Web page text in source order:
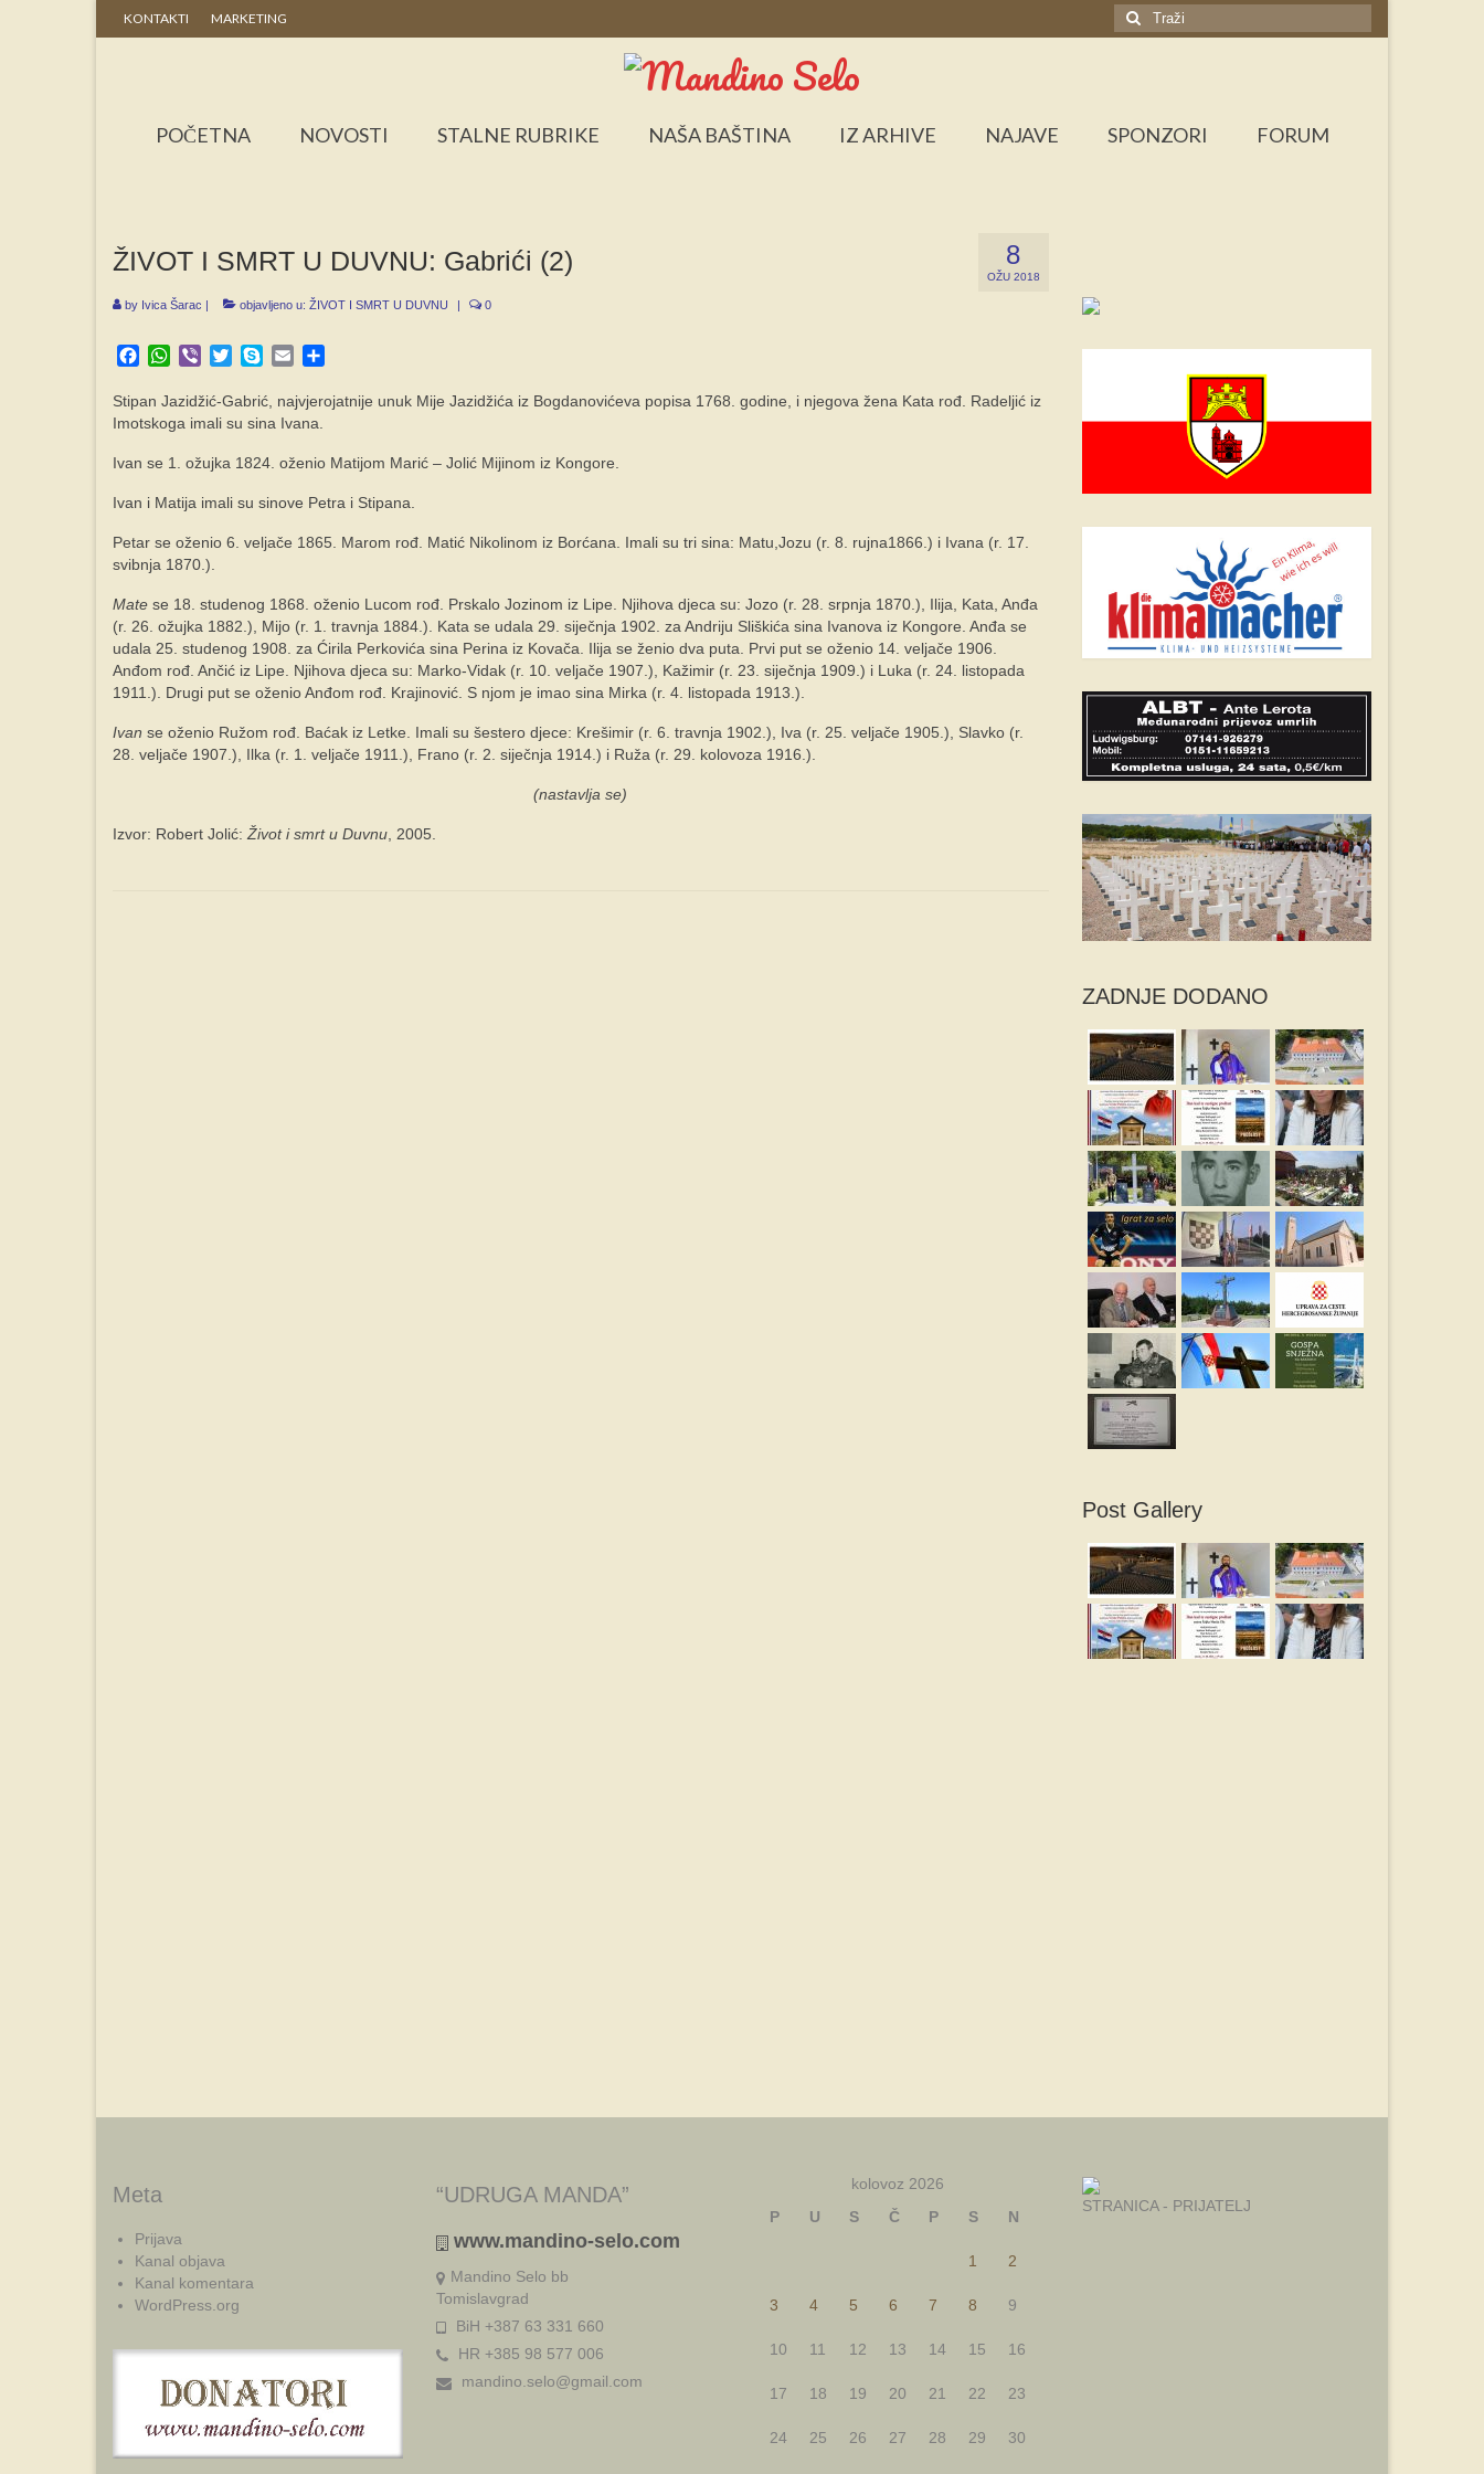
KONTAKTI MARKETING
Search
for:
POČETNA NOVOSTI STALNE RUBRIKE NAŠA BAŠTINA IZ ARHIVE NAJAVE SPONZORI FORUM
8
OŽU 2018
ŽIVOT I SMRT U DUVNU: Gabrići (2)
by Ivica Šarac | objavljeno u: ŽIVOT I SMRT U DUVNU | 0
Facebook
WhatsApp
Viber TwitterSkypeEmail
Stipan Jazidžić-Gabrić, najvjerojatnije unuk Mije Jazidžića iz Bogdanovićeva popisa 1768. godine, i njegova žena Kata rođ. Radeljić iz
Imotskoga imali su sina Ivana.
Ivan se 1. ožujka 1824. oženio Matijom Marić – Jolić Mijinom iz Kongore.
Ivan i Matija imali su sinove Petra i Stipana.
Petar se oženio 6. veljače 1865. Marom rođ. Matić Nikolinom iz Borćana. Imali su tri sina: Matu,Jozu (r. 8. rujna1866.) i Ivana (r. 17.
svibnja 1870.).
Mate se 18. studenog 1868. oženio Lucom rođ. Prskalo Jozinom iz Lipe. Njihova djeca su: Jozo (r. 28. srpnja 1870.), Ilija, Kata, Anđa
(r. 26. ožujka 1882.), Mijo (r. 1. travnja 1884.). Kata se udala 29. siječnja 1902. za Andriju Sliškića sina Ivanova iz Kongore. Anđa se
udala 25. studenog 1908. za Ćirila Perkovića sina Perina iz Kovača. Ilija se ženio dva puta. Prvi put se oženio 14. veljače 1906.
Anđom rođ. Ančić iz Lipe. Njihova djeca su: Marko-Vidak (r. 10. veljače 1907.), Kažimir (r. 23. siječnja 1909.) i Luka (r. 24. listopada
1911.). Drugi put se oženio Anđom rođ. Krajinović. S njom je imao sina Mirka (r. 4. listopada 1913.).
Ivan se oženio Ružom rođ. Baćak iz Letke. Imali su šestero djece: Krešimir (r. 6. travnja 1902.), Iva (r. 25. veljače 1905.), Slavko (r.
28. veljače 1907.), Ilka (r. 1. veljače 1911.), Frano (r. 2. siječnja 1914.) i Ruža (r. 29. kolovoza 1916.).
(nastavlja se)
Izvor: Robert Jolić: Život i smrt u Duvnu , 2005.
ZADNJE DODANO
Post Gallery
Meta
Prijava
Kanal objava
Kanal komentara
WordPress.org
“UDRUGA MANDA”
www.mandino-selo.com
Mandino Selo bb
Tomislavgrad
BiH +387 63 331 660
HR +385 98 577 006
mandino.selo@gmail.com
kolovoz 2026
P
U S Č P S N
1 2
3 4 5 6 7 8 9
10 11 12 13 14 15 16
17 18 19 20 21 22 23
24 25 26 27 28 29 30
STRANICA - PRIJATELJ